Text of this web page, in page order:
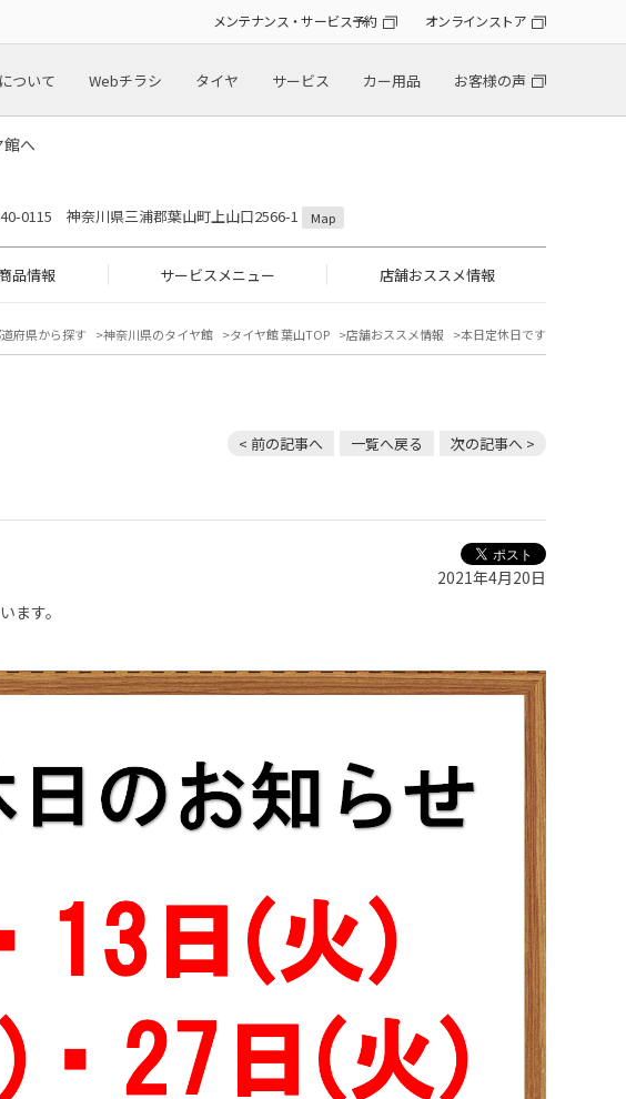
メンテナンス・サービス予約 オンラインストア
ついて Webチラシ タイヤ サービス カー用品 お客様の声
へ
0115 神奈川県三浦郡葉山町上山口2566-1 Map
商品情報 サービスメニュー 店舗おススメ情報
府県から探す 神奈川県のタイヤ館 タイヤ館 葉山TOP 店舗おススメ情報 本日定休日です
< 前の記事へ 一覧へ戻る 次の記事へ >
2021年4月20日
ます。